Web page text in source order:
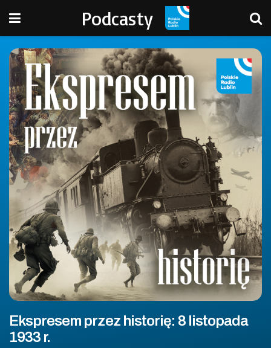
Podcasty
Ekspresem przez historię: 8 listopada
1933 r.